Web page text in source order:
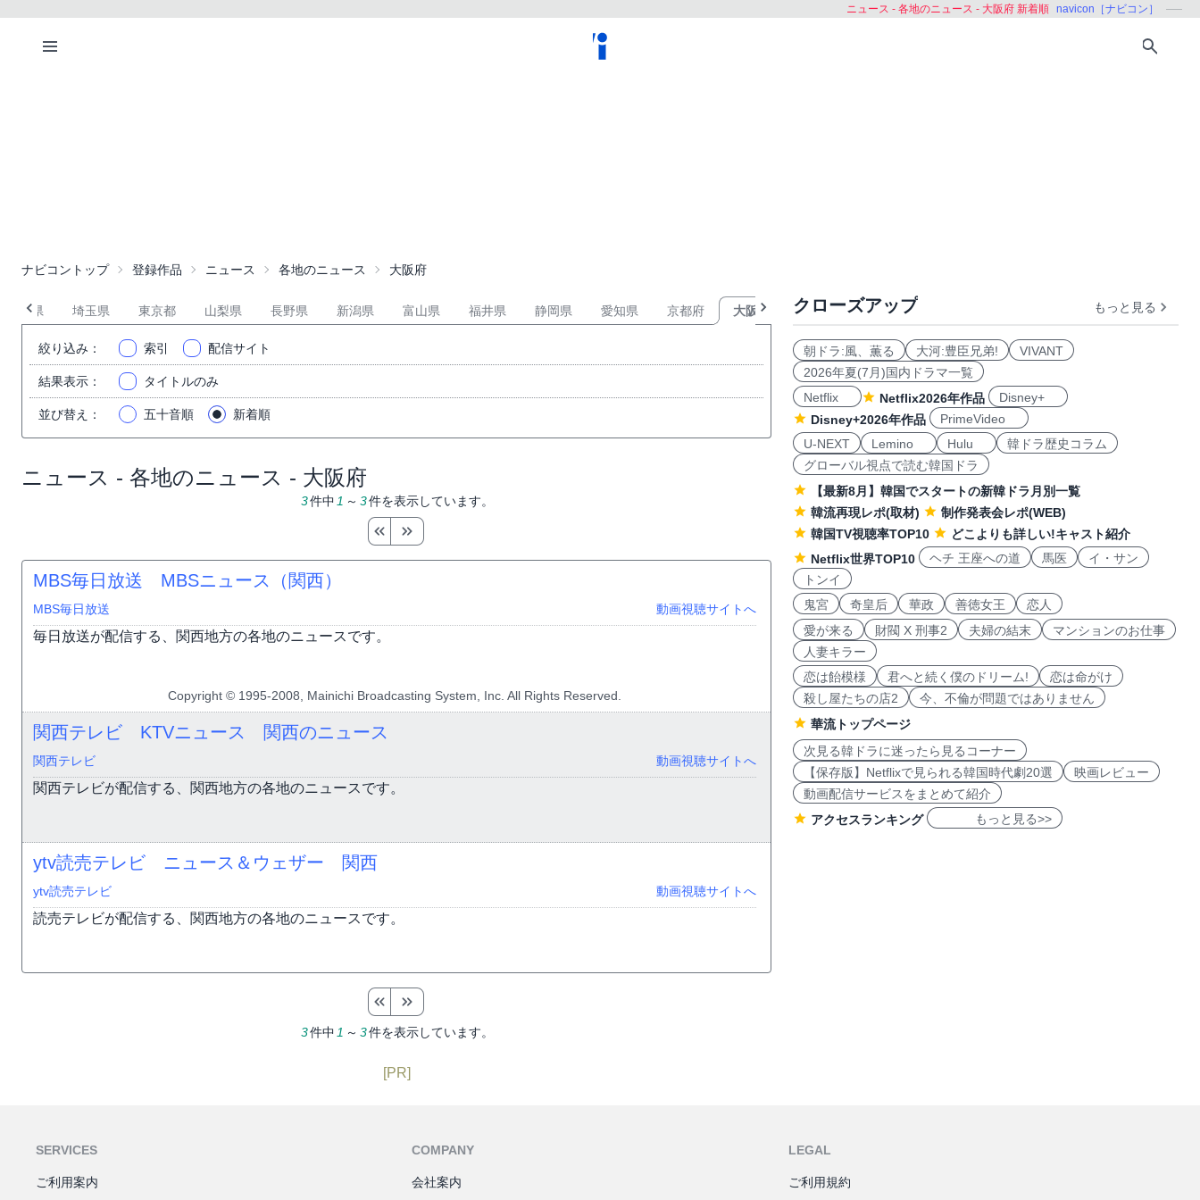
ニュース - 各地のニュース - 大阪府 新着順 navicon［ナビコン］
ナビコントップ 登録作品 ニュース 各地のニュース 大阪府
群馬県 埼玉県 東京都 山梨県 長野県 新潟県 富山県 福井県 静岡県 愛知県 京都府 大阪府 鳥取県 島根県 山口県 徳島県
絞り込み ： 索引 配信サイト
結果表示 ： タイトルのみ
並び替え ： 五十音順 新着順
ニュース - 各地のニュース - 大阪府
3件中 1 ～ 3件を表示しています。
MBS毎日放送 MBSニュース（関西）
MBS毎日放送 動画視聴サイトへ
毎日放送が配信する、関西地方の各地のニュースです。
Copyright © 1995-2008, Mainichi Broadcasting System, Inc. All Rights Reserved.
関西テレビ KTVニュース 関西のニュース
関西テレビ 動画視聴サイトへ
関西テレビが配信する、関西地方の各地のニュースです。
ytv読売テレビ ニュース＆ウェザー 関西
ytv読売テレビ 動画視聴サイトへ
読売テレビが配信する、関西地方の各地のニュースです。
3件中 1 ～ 3件を表示しています。
[PR]
クローズアップ もっと見る
朝ドラ:風、薫る 大河:豊臣兄弟!
VIVANT
2026年夏(7月)国内ドラマ一覧
Netflix
Netflix2026年作品
Disney+
Disney+2026年作品
PrimeVideo
U-NEXT
Lemino Hulu
韓ドラ歴史コラム
グローバル視点で読む韓国ドラ
【最新8月】韓国でスタートの新韓ドラ月別一覧
韓流再現レポ(取材)
制作発表会レポ(WEB)
韓国TV視聴率TOP10
どこよりも詳しい!キャスト紹介
Netflix世界TOP10
ヘチ 王座への道 馬医
イ・サン
トンイ
鬼宮
奇皇后 華政 善徳女王
恋人
愛が来る
財閥 X 刑事2 夫婦の結末
マンションのお仕事
人妻キラー
恋は飴模様
君へと続く僕のドリーム!
恋は命がけ
殺し屋たちの店2
今、不倫が問題ではありません
華流トップページ
次見る韓ドラに迷ったら見るコーナー
【保存版】Netflixで見られる韓国時代劇20選
映画レビュー
動画配信サービスをまとめて紹介
アクセスランキング
もっと見る>>
SERVICES
ご利用案内
COMPANY
会社案内
LEGAL
ご利用規約